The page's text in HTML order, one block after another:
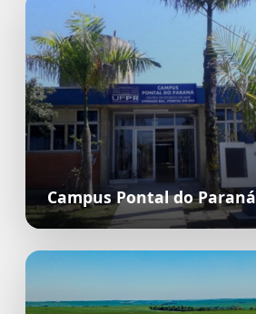
Campus Pontal do Paraná